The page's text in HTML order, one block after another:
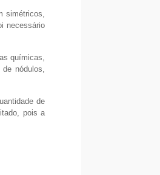
simétricos,
necessário
químicas,
nódulos,
de
pois a